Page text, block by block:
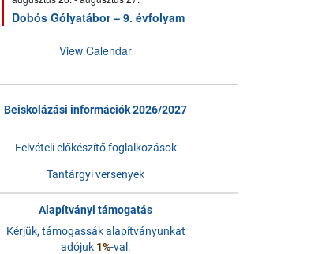
Dobós Gólyatábor – 9. évfolyam
View Calendar
Beiskolázási információk 2026/2027
Felvételi előkészítő foglalkozások
Tantárgyi versenyek
Alapítványi támogatás
Kérjük, támogassák alapítványunkat
adójuk 1%-val: